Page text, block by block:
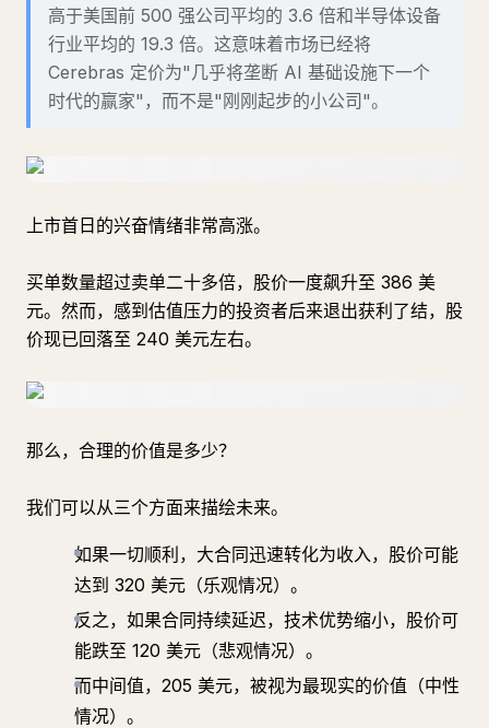
高于美国前 500 强公司平均的 3.6 倍和半导体设备
行业平均的 19.3 倍。这意味着市场已经将
Cerebras 定价为"几乎将垄断 AI 基础设施下一个
时代的赢家"，而不是"刚刚起步的小公司"。
上市首日的兴奋情绪非常高涨。
买单数量超过卖单二十多倍，股价一度飙升至 386 美
元。然而，感到估值压力的投资者后来退出获利了结，股
价现已回落至 240 美元左右。
那么，合理的价值是多少？
我们可以从三个方面来描绘未来。
如果一切顺利，大合同迅速转化为收入，股价可能
达到 320 美元（乐观情况）。
反之，如果合同持续延迟，技术优势缩小，股价可
能跌至 120 美元（悲观情况）。
而中间值，205 美元，被视为最现实的价值（中性
情况）。